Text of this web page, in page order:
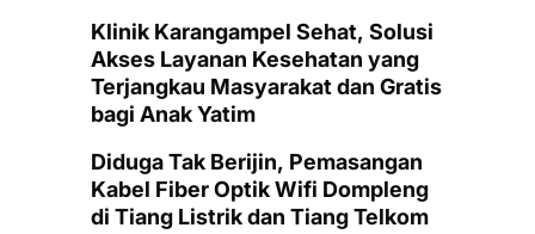
Klinik Karangampel Sehat, Solusi
Akses Layanan Kesehatan yang
Terjangkau Masyarakat dan Gratis
bagi Anak Yatim
Diduga Tak Berijin, Pemasangan
Kabel Fiber Optik Wifi Dompleng
di Tiang Listrik dan Tiang Telkom